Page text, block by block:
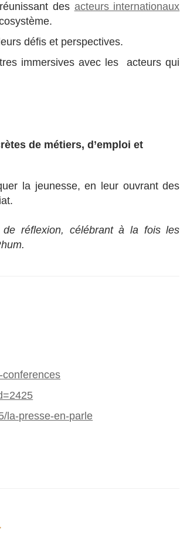
des acteurs internationaux
défis et perspectives.
immersives avec les acteurs qui
de métiers, d’emploi et
la jeunesse, en leur ouvrant des
réflexion, célébrant à la fois les
conferences
la-presse-en-parle